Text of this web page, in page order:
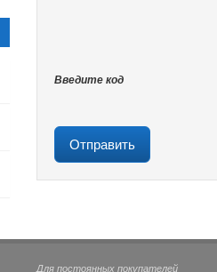
Введите код
Для постоянных покупателей